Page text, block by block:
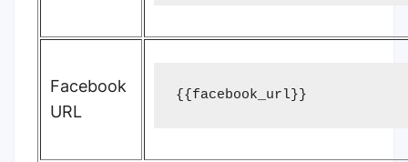
Facebook
URL
{{facebook_url}}